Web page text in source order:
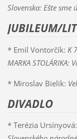
Slovenska: Ešte sme
JUBILEUM/
* Emil Vontorčík: K
MARKA
* Miroslav Bielik:
DIVADLO
* Terézia Ursínyová: